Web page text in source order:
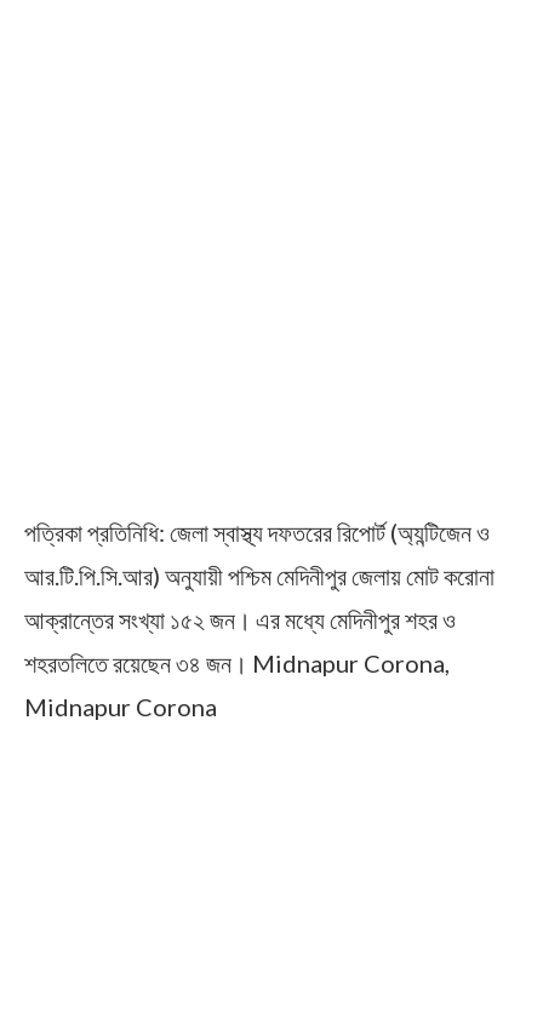
পত্রিকা প্রতিনিধি: জেলা স্বাস্থ্য দফতরের রিপোর্ট (অ্যন্টিজেন ও
আর.টি.পি.সি.আর) অনুযায়ী পশ্চিম মেদিনীপুর জেলায় মোট করোনা
আক্রান্তের সংখ্যা ১৫২ জন। এর মধ্যে মেদিনীপুর শহর ও
শহরতলিতে রয়েছেন ৩৪ জন। Midnapur Corona,
Midnapur Corona